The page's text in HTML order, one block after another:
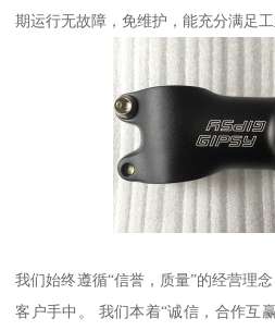
期运行无故障，免维护，能充分满足工
我们始终遵循“信誉，质量”的经营理
客户手中。 我们本着“诚信，合作互